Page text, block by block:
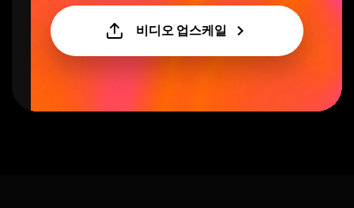
비디오 업스케일